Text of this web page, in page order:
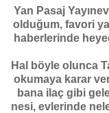
Yan Pasaj
olduğum, favori
haberlerinde
Hal böyle olunca
okumaya karar
bana ilaç gibi
nesi, evlerinde